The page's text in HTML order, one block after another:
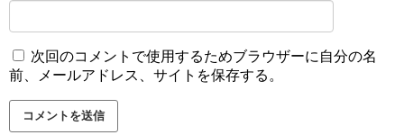
次回のコメントで使用するためブラウザーに自分の名
前、メールアドレス、サイトを保存する。